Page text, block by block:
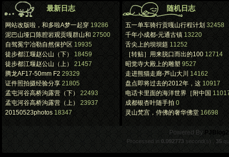
最新日志
网站改版啦，和多啦A梦一起穿 19286
泥巴山垭口陈腔岩观贡嘎群山和 27500
自驾冕宁冶勒自然保护区 19935
徒步都江堰赵公山（下）
18459
徒步都江堰赵公山（上）
21457
腾龙AF17-50mm F2 29329
证件照拍摄经验分享 21805
孟屯河谷高桥沟露营（下） 22493
孟屯河谷高桥沟露营（上）
23937
20150523photos 18347
随机日志
五一单车骑行贡嘎山行程计划 32458
千年小成都-元通古镇 13220
舌尖上的坝坝筵 11252
［转贴］用来脱口而出的100 12714
昭觉寺大殿上的雕塑 9527
走进熊猫走廊-芦山大川 14162
盘点即将过去的2012年，这 10917
电话卡里面的海洋世界［附中国
成都银杏叶随手拍 0
灵山梵宫，侍佛的奢华佛堂 16698
.
Powered By
Processed in 0.092773 second(s) , 35